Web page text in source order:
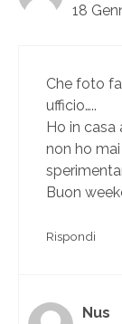
18
Che foto
ufficio…..
Ho in casa
non ho
Buon
Rispondi
Nus